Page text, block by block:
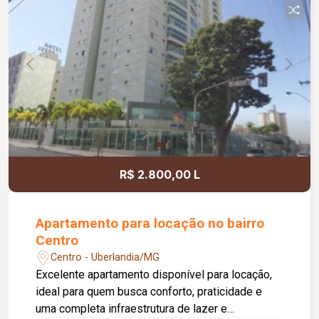
acabamento.
R$ 2.800,00 L
Apartamento para locação no bairro
Centro
Centro - Uberlandia/MG
Excelente apartamento disponível para locação,
ideal para quem busca conforto, praticidade e
uma completa infraestrutura de lazer e